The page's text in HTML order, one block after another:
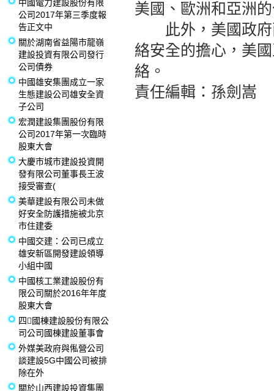
中國電力建設股份有限
公司2017年第三季度報
告正文中
關於湖南省益陽市龍嶺
建設投資有限公司發行
公司債券
中國雄安集團成立一家
生態建設公司雄安全資
子公司
宏潤建設集團股份有限
公司2017年第一次臨時
股東大會
大慶市城市建設投資開
發有限公司董事長王波
接受審查(
美華建設有限公司未做
好安全防護措施被北京
市住建委
中國交建：公司已成立
雄安新區開發建設領導
小組中國
中國核工業建設股份有
限公司關於2016年年度
股東大會
四國棟建設股份有限公
司公司國棟建設董事會
外媒美政府與俬營公司
談建設5G中國公司被排
除在外
關於山西建設投資集團
美國、歐洲和亞洲
此外，美國政府
絡安全的擔心，美
絡。
責任編輯：孫劍嵩